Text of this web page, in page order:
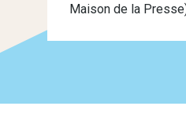
Maison de la